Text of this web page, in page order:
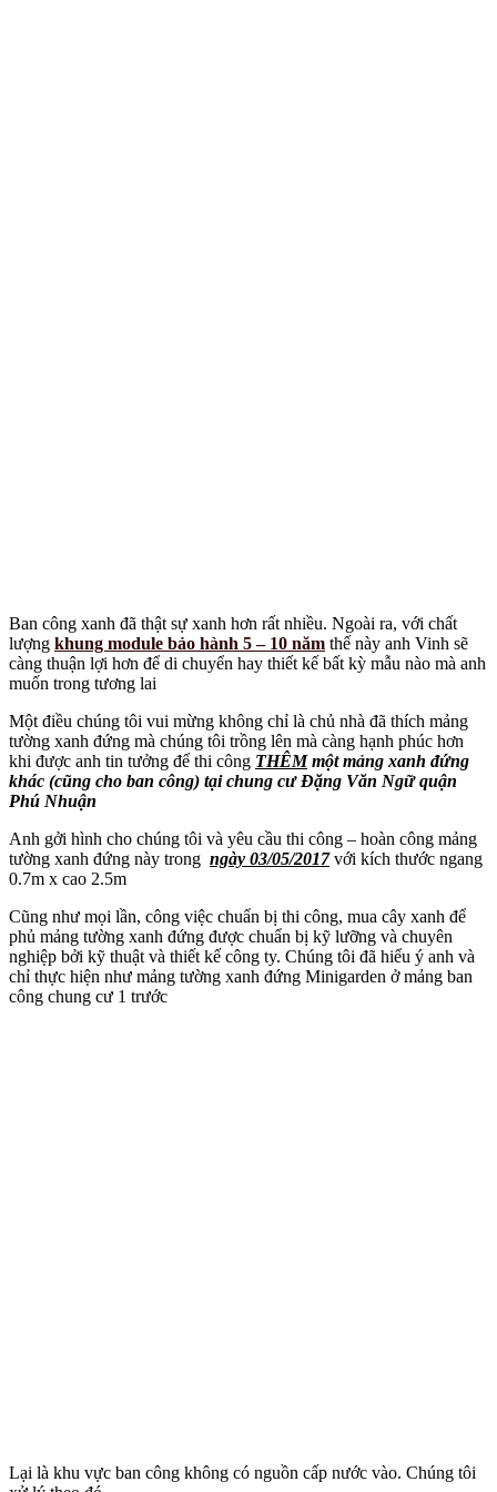
Ban công xanh đã thật sự xanh hơn rất nhiều. Ngoài ra, với chất
lượng khung module bảo hành 5 – 10 năm thế này anh Vinh sẽ
càng thuận lợi hơn để di chuyển hay thiết kế bất kỳ mẫu nào mà anh
muốn trong tương lai
Một điều chúng tôi vui mừng không chỉ là chủ nhà đã thích mảng
tường xanh đứng mà chúng tôi trồng lên mà càng hạnh phúc hơn
khi được anh tin tưởng để thi công THÊM một mảng xanh đứng
khác (cũng cho ban công) tại chung cư Đặng Văn Ngữ quận
Phú Nhuận
Anh gởi hình cho chúng tôi và yêu cầu thi công – hoàn công mảng
tường xanh đứng này trong ngày 03/05/2017 với kích thước ngang
0.7m x cao 2.5m
Cũng như mọi lần, công việc chuẩn bị thi công, mua cây xanh để
phủ mảng tường xanh đứng được chuẩn bị kỹ lưỡng và chuyên
nghiệp bởi kỹ thuật và thiết kế công ty. Chúng tôi đã hiểu ý anh và
chỉ thực hiện như mảng tường xanh đứng Minigarden ở mảng ban
công chung cư 1 trước
Lại là khu vực ban công không có nguồn cấp nước vào. Chúng tôi